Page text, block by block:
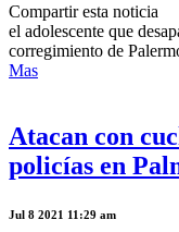
Compartir esta noticia
el adolescente que
corregimiento de
Mas
Atacan con
policías en
Jul 8 2021 11:29 am